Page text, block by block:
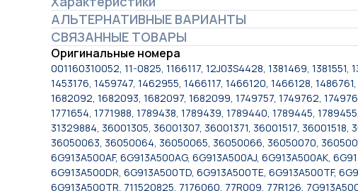
АЛЬТЕРНАТИВНЫЕ ВАРИАНТЫ
СВЯЗАННЫЕ ТОВАРЫ
Оригинальные номера
001160310052, 11-0825, 1166117, 12J03S4428, 1381469,
1453176, 1459747, 1462955, 1466117, 1466120, 1466128,
1682092, 1682093, 1682097, 1682099, 1749757, 1749762,
1771654, 1771988, 1789438, 1789439, 1789440, 1789445,
31329884, 36001305, 36001307, 36001371, 36001517,
36050063, 36050064, 36050065, 36050066, 36050070,
6G913A500AF, 6G913A500AG, 6G913A500AJ, 6G913A500AK,
6G913A500DR, 6G913A500TD, 6G913A500TE, 6G913A500TF,
6G913A500TR, 711520825, 7176060, 77R009, 77R126,